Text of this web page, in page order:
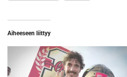
Aiheeseen liittyy